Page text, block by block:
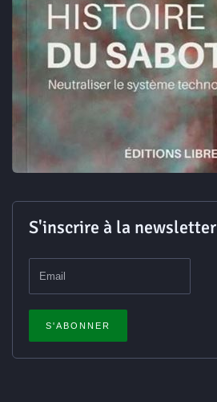
S'inscrire à la newsletter